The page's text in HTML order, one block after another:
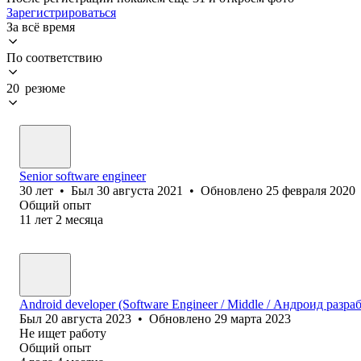
Зарегистрироваться
За всё время
По соответствию
20 резюме
Senior software engineer
30 лет • Был 30 августа 2021 • Обновлено 25 февраля 2020
Общий опыт
11 лет 2 месяца
Android developer (Software Engineer / Middle / Андроид
Был 20 августа 2023 • Обновлено 29 марта 2023
Не ищет работу
Общий опыт